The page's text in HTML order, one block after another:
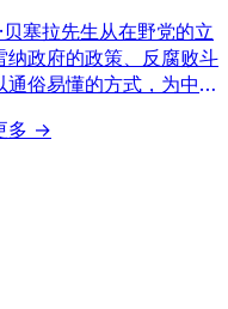
贝塞拉先生从在野党的立
政府的政策、反腐败斗
俗易懂的方式，为中国
多 →